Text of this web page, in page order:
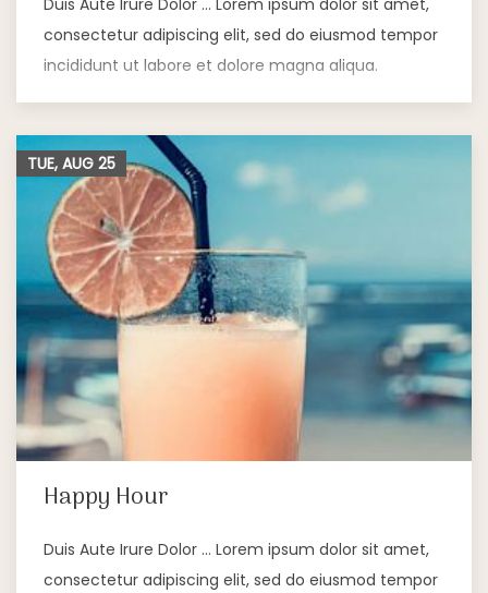
consectetur adipiscing elit, sed do eiusmod tempor
incididunt ut labore et dolore magna aliqua.
Happy Hour
Duis Aute Irure Dolor … Lorem ipsum dolor sit amet,
consectetur adipiscing elit, sed do eiusmod tempor
TUE, AUG 25